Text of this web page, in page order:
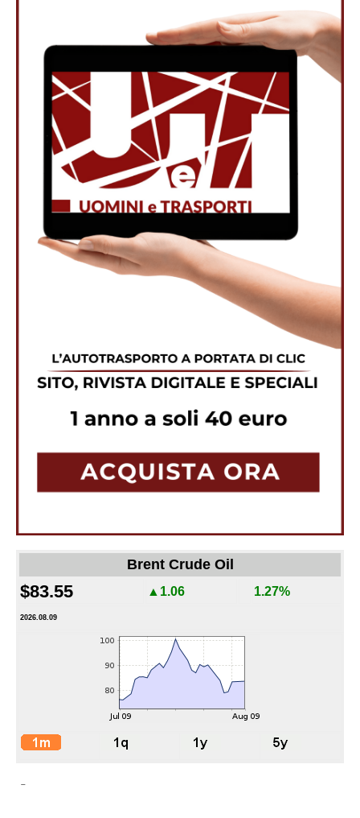
Brent Crude Oil
$83.55 ▲1.06 1.27%
2026.08.09
-